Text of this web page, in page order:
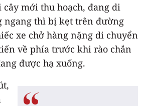
mới thu hoạch, đang di
ngang thì bị kẹt trên đường
xe chở hàng nặng di chuyển
về phía trước khi rào chắn
được hạ xuống.